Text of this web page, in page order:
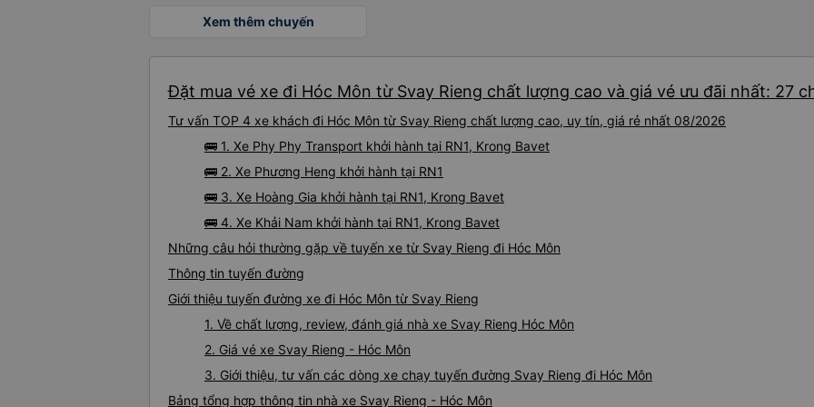
Xem thêm chuyến
Đặt mua vé xe đi Hóc Môn từ Svay Rieng chất lượng cao và giá vé ưu đãi nhất: 27
Tư vấn TOP 4 xe khách đi Hóc Môn từ Svay Rieng chất lượng cao, uy tín, giá rẻ nhất 08/2026
🚌 1. Xe Phy Phy Transport khởi hành tại RN1, Krong Bavet
🚌 2. Xe Phương Heng khởi hành tại RN1
🚌 3. Xe Hoàng Gia khởi hành tại RN1, Krong Bavet
🚌 4. Xe Khải Nam khởi hành tại RN1, Krong Bavet
Những câu hỏi thường gặp về tuyến xe từ Svay Rieng đi Hóc Môn
Thông tin tuyến đường
Giới thiệu tuyến đường xe đi Hóc Môn từ Svay Rieng
1. Về chất lượng, review, đánh giá nhà xe Svay Rieng Hóc Môn
2. Giá vé xe Svay Rieng - Hóc Môn
3. Giới thiệu, tư vấn các dòng xe chạy tuyến đường Svay Rieng đi Hóc Môn
Bảng tổng hợp thông tin nhà xe Svay Rieng - Hóc Môn